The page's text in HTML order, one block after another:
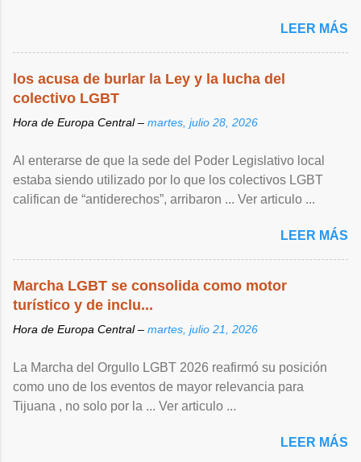
LEER MÁS
los acusa de burlar la Ley y la lucha del
colectivo LGBT
Hora de Europa Central – martes, julio 28, 2026
Al enterarse de que la sede del Poder Legislativo local
estaba siendo utilizado por lo que los colectivos LGBT
califican de “antiderechos”, arribaron ... Ver articulo ...
LEER MÁS
Marcha LGBT se consolida como motor
turístico y de inclu...
Hora de Europa Central – martes, julio 21, 2026
La Marcha del Orgullo LGBT 2026 reafirmó su posición
como uno de los eventos de mayor relevancia para
Tijuana , no solo por la ... Ver articulo ...
LEER MÁS